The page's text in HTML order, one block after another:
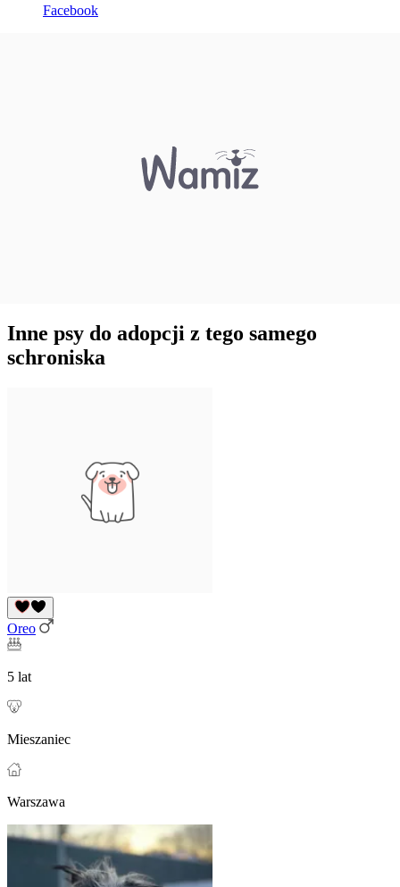
Facebook
Inne psy do adopcji z tego samego
schroniska
Oreo
5 lat
Mieszaniec
Warszawa